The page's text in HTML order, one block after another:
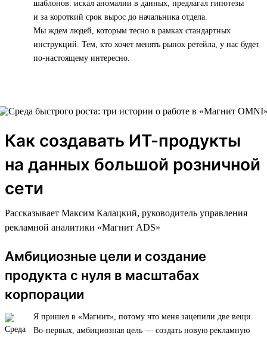
шаблонов: искал аномалии в данных, предлагал гипотезы
и за короткий срок вырос до начальника отдела.
Мы ждем людей, которым тесно в рамках стандартных
инструкций. Тем, кто хочет менять рынок ретейла, у нас будет
по-настоящему интересно.
Как создавать ИТ-продукты
на данных большой розничной
сети
Рассказывает Максим Калацкий, руководитель управления
рекламной аналитики «Магнит ADS»
Амбициозные цели и создание
продукта с нуля в масштабах
корпорации
Я пришел в «Магнит», потому что меня зацепили две вещи.
Во-первых, амбициозная цель — создать новую рекламную